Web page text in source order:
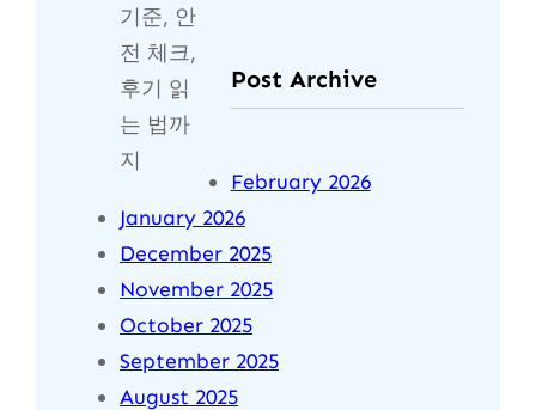
Post Archive
February 2026
January 2026
December 2025
November 2025
October 2025
September 2025
August 2025